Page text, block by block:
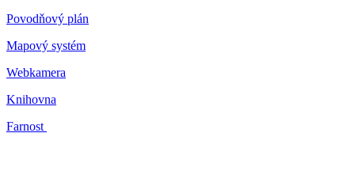
Povodňový plán
Mapový systém
Webkamera
Knihovna
Farnost